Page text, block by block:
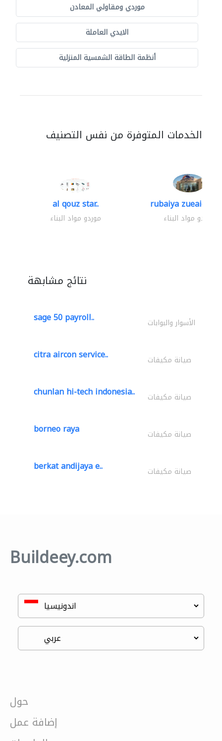
موردي ومقاولي المعادن
الايدي العاملة
أنظمة الطاقة الشمسية المنزلية
الخدمات المتوفرة من نفس التصنيف
al qouz star..
موردو مواد البناء
rubaiya zueaid
موردو مواد البناء
نتائج مشابهة
sage 50 payroll.. الأسوار والبوابات
citra aircon service.. صيانة مكيفات
chunlan hi-tech indonesia.. صيانة مكيفات
borneo raya صيانة مكيفات
berkat andijaya e.. صيانة مكيفات
Buildeey.com
حول
إضافة عمل